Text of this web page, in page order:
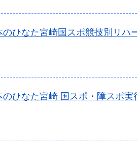
のひなた宮崎国スポ競技別リハ
のひなた宮崎 国スポ・障スポ